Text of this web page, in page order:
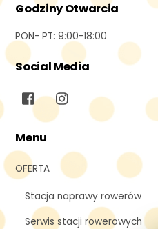
Godziny Otwarcia
PON- PT: 9:00-18:00
Social Media
Menu
OFERTA
Stacja naprawy rowerów
Serwis stacji rowerowych